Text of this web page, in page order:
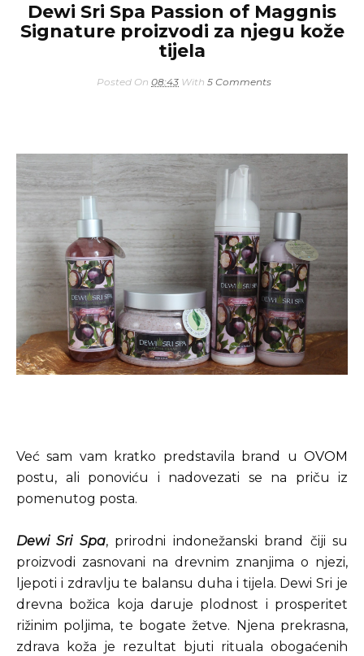
Dewi Sri Spa Passion of Maggnis
Signature proizvodi za njegu kože
tijela
Posted On 08:43 With 5 Comments
Već sam vam kratko predstavila brand u OVOM
postu, ali ponoviću i nadovezati se na priču iz
pomenutog posta.
Dewi Sri Spa, prirodni indonežanski brand čiji su
proizvodi zasnovani na drevnim znanjima o njezi,
ljepoti i zdravlju te balansu duha i tijela. Dewi Sri je
drevna božica koja daruje plodnost i prosperitet
rižinim poljima, te bogate žetve. Njena prekrasna,
zdrava koža je rezultat bjuti rituala obogaćenih